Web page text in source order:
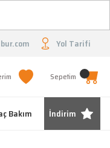
Yol Tarifi
Sepetim
Bakım İndirim